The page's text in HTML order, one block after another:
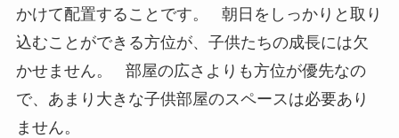
かけて配置することです。 朝日をしっかりと取り
込むことができる方位が、子供たちの成長には欠
かせません。 部屋の広さよりも方位が優先なの
で、あまり大きな子供部屋のスペースは必要あり
ません。